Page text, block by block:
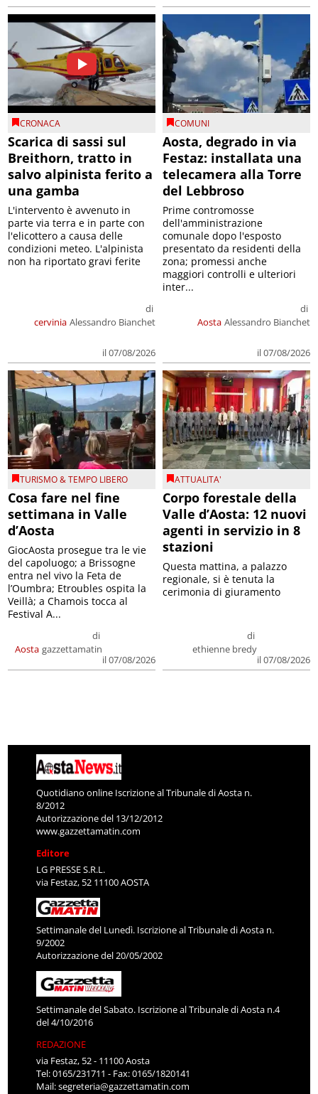
CRONACA
Scarica di sassi sul
Breithorn, tratto in
salvo alpinista ferito a
una gamba
cervinia
di
Alessandro Bianchet
il 07/08/2026
L'intervento è avvenuto in
parte via terra e in parte con
l'elicottero a causa delle
condizioni meteo. L'alpinista
non ha riportato gravi ferite
COMUNI
Aosta, degrado in via
Festaz: installata una
telecamera alla Torre
del Lebbroso
Aosta
di
Alessandro Bianchet
il 07/08/2026
Prime contromosse
dell'amministrazione
comunale dopo l'esposto
presentato da residenti della
zona; promessi anche
maggiori controlli e ulteriori
inter...
TURISMO & TEMPO LIBERO
Cosa fare nel fine
settimana in Valle
d’Aosta
Aosta
di
gazzettamatin
il 07/08/2026
GiocAosta prosegue tra le vie
del capoluogo; a Brissogne
entra nel vivo la Feta de
l’Oumbra; Etroubles ospita la
Veillà; a Chamois tocca al
Festival A...
ATTUALITA'
Corpo forestale della
Valle d’Aosta: 12 nuovi
agenti in servizio in 8
stazioni
di
ethienne bredy
il 07/08/2026
Questa mattina, a palazzo
regionale, si è tenuta la
cerimonia di giuramento
Quotidiano online Iscrizione al Tribunale di Aosta n.
8/2012
Autorizzazione del 13/12/2012
www.gazzettamatin.com
Editore
LG PRESSE S.R.L.
via Festaz, 52 11100 AOSTA
Settimanale del Lunedì. Iscrizione al Tribunale di Aosta n.
9/2002
Autorizzazione del 20/05/2002
Settimanale del Sabato. Iscrizione al Tribunale di Aosta n.4
del 4/10/2016
REDAZIONE
via Festaz, 52 - 11100 Aosta
Tel: 0165/231711 - Fax: 0165/1820141
Mail:segreteria@gazzettamatin.com